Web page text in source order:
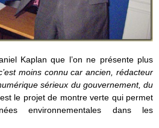
Kaplan que l’on ne présente plus
moins connu car ancien, rédacteur
sérieux du gouvernement, du
le projet de montre verte qui permet
environnementales dans les